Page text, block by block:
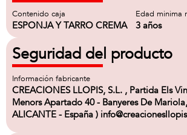
Contenido caja
ESPONJA Y TARRO CREMA
Edad minima
3 años
Seguridad del producto
Información fabricante
CREACIONES LLOPIS, S.L. , Partida Els
Menors Apartado 40 - Banyeres De
ALICANTE - España )